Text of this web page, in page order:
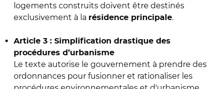
logements construits doivent être destinés
exclusivement à la résidence principale.
Article 3 : Simplification drastique des
procédures d’urbanisme
Le texte autorise le gouvernement à prendre des
ordonnances pour fusionner et rationaliser les